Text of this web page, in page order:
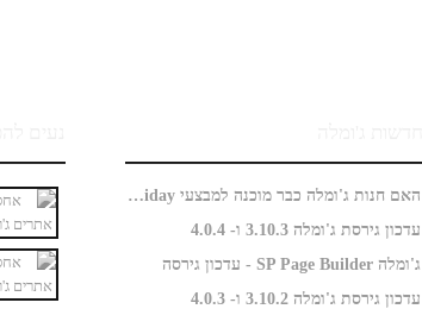
האם חנות ג'ומלה כבר מוכנה למבצעי Black Friday?
עדכון גירסת ג'ומלה 3.10.3 ו- 4.0.4
ג'ומלה SP Page Builder - עדכון גירסה
עדכון גירסת ג'ומלה 3.10.2 ו- 4.0.3